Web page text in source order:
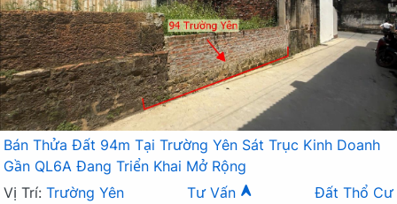
Bán Thửa Đất 94m Tại Trường Yên Sát Trục Kinh Doanh
Gần QL6A Đang Triển Khai Mở Rộng
Vị Trí: Trường Yên Tư Vấn
Đất Thổ Cư